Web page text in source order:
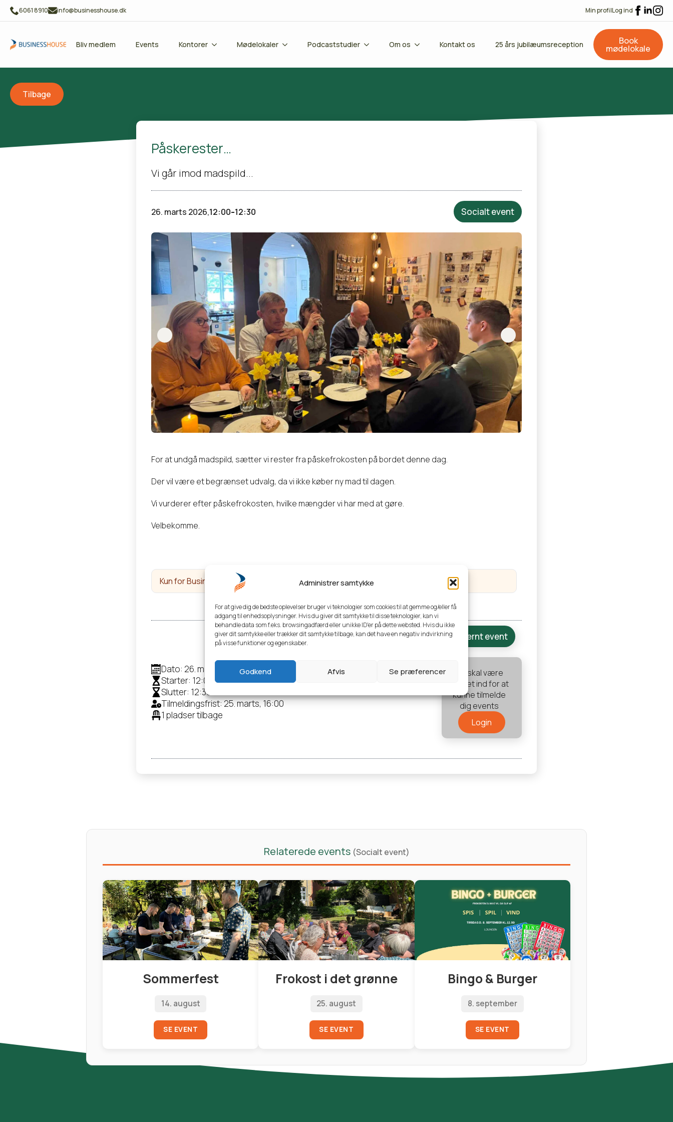
Administrer samtykke
For at give dig de bedste oplevelser bruger vi teknologier som cookies til at gemme og/eller få
adgang til enhedsoplysninger. Hvis du giver dit samtykke til disse teknologier, kan vi
behandle data som f.eks. browsingadfærd eller unikke ID'er på dette websted. Hvis du ikke
giver dit samtykke eller trækker dit samtykke tilbage, kan det have en negativ indvirkning
på visse funktioner og egenskaber.
Godkend Afvis Se præferencer
6061 8910 info@businesshouse.dk Min profilLog ind
Bliv medlem Events Kontorer Mødelokaler Podcaststudier Om os Kontakt os 25 års jubilæumsreception Book
mødelokale
Tilbage
Påskerester…
Vi går imod madspild...
26. marts 2026,12:00-12:30 Socialt event
For at undgå madspild, sætter vi rester fra påskefrokosten på bordet denne dag.
Der vil være et begrænset udvalg, da vi ikke køber ny mad til dagen.
Vi vurderer efter påskefrokosten, hvilke mængder vi har med at gøre.
Velbekomme.
Kun for BusinessHouse Family
Dato: 26. marts 2026
Starter: 12:00
Slutter: 12:30
Tilmeldingsfrist: 25. marts, 16:00
1 pladser tilbage
Internt event
Du skal være
logget ind for at
kunne tilmelde
dig events
Login
Relaterede events (Socialt event)
Sommerfest
14. august
SE EVENT
Frokost i det grønne
25. august
SE EVENT
Bingo & Burger
8. september
SE EVENT